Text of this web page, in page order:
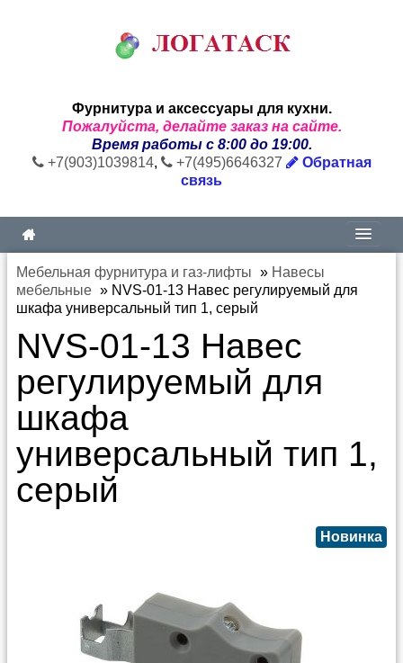
Фурнитура и аксессуары для кухни.
Пожалуйста, делайте заказ на сайте.
Время работы с 8:00 до 19:00.
+7(903)1039814, +7(495)6646327
Обратная
связь
Мебельная фурнитура и газ-лифты » Навесы
мебельные » NVS-01-13 Навес регулируемый для
шкафа универсальный тип 1, серый
NVS-01-13 Навес
регулируемый для
шкафа
универсальный тип 1,
серый
Новинка